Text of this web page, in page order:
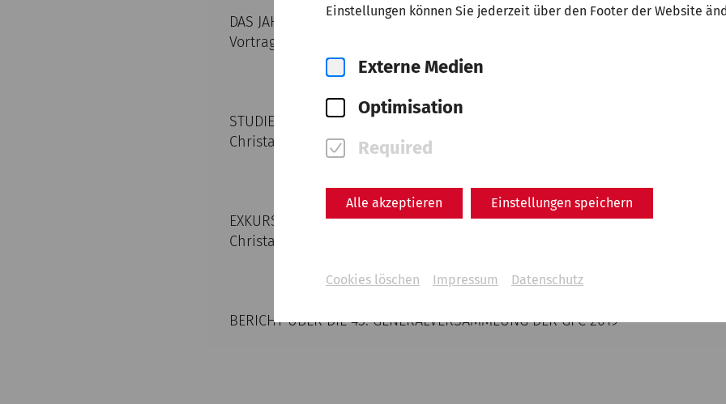
Einstellungen können Sie jederzeit über den Footer der Website
Externe Medien
Optimisation
Required
Alle akzeptieren Einstellungen speichern
Cookies löschen Impressum Datenschutz
DAS JAHR 2019 IN CARNUNTUM
Vortrag von Eduard Pollhammer und Markus Wachter
STUDIENREISE NACH KAMPANIEN
Christa Farka
EXKURSION CARNUNTUM – BRATISLAVA
Christa Farka
BERICHT ÜBER DIE 45. GENERALVERSAMMLUNG DER GFC 2019